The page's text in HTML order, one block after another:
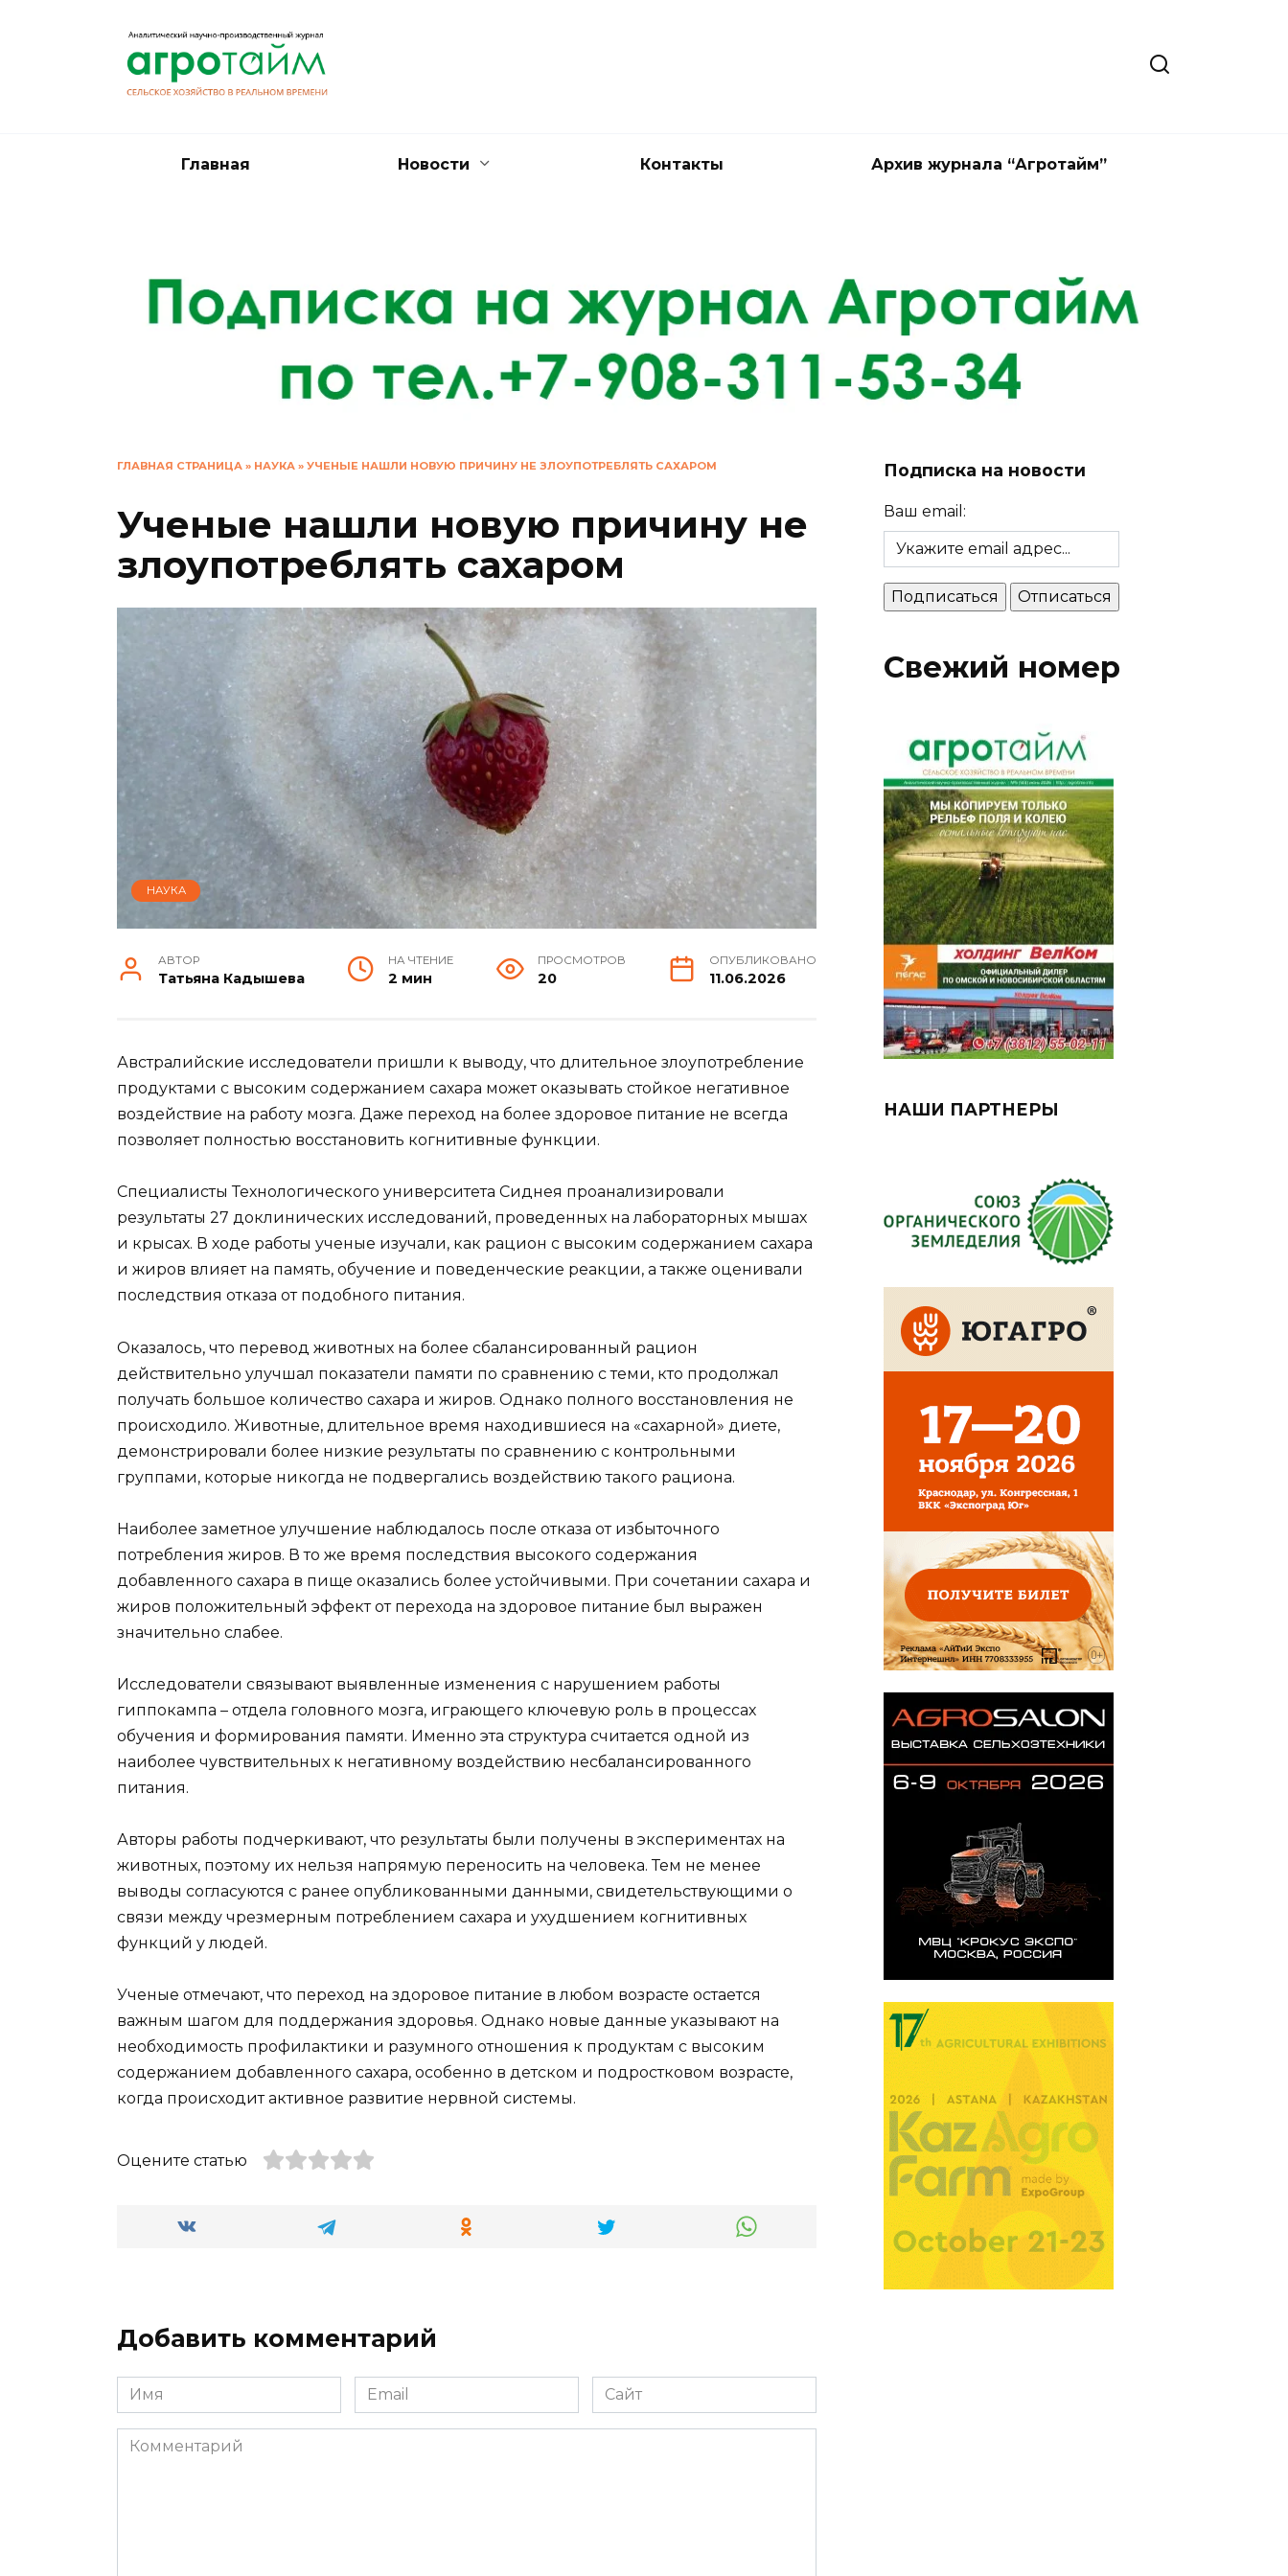
Главная Новости Контакты Архив журнала “Агротайм”
ГЛАВНАЯ СТРАНИЦА » НАУКА » УЧЕНЫЕ НАШЛИ НОВУЮ ПРИЧИНУ НЕ ЗЛОУПОТРЕБЛЯТЬ САХАРОМ
Ученые нашли новую причину не
злоупотреблять сахаром
НАУКА
АВТОР
Татьяна Кадышева
НА ЧТЕНИЕ
2 мин
ПРОСМОТРОВ
20
ОПУБЛИКОВАНО
11.06.2026
Австралийские исследователи пришли к выводу, что длительное злоупотребление
продуктами с высоким содержанием сахара может оказывать стойкое негативное
воздействие на работу мозга. Даже переход на более здоровое питание не всегда
позволяет полностью восстановить когнитивные функции.
Специалисты Технологического университета Сиднея проанализировали
результаты 27 доклинических исследований, проведенных на лабораторных мышах
и крысах. В ходе работы ученые изучали, как рацион с высоким содержанием сахара
и жиров влияет на память, обучение и поведенческие реакции, а также оценивали
последствия отказа от подобного питания.
Оказалось, что перевод животных на более сбалансированный рацион
действительно улучшал показатели памяти по сравнению с теми, кто продолжал
получать большое количество сахара и жиров. Однако полного восстановления не
происходило. Животные, длительное время находившиеся на «сахарной» диете,
демонстрировали более низкие результаты по сравнению с контрольными
группами, которые никогда не подвергались воздействию такого рациона.
Наиболее заметное улучшение наблюдалось после отказа от избыточного
потребления жиров. В то же время последствия высокого содержания
добавленного сахара в пище оказались более устойчивыми. При сочетании сахара и
жиров положительный эффект от перехода на здоровое питание был выражен
значительно слабее.
Исследователи связывают выявленные изменения с нарушением работы
гиппокампа – отдела головного мозга, играющего ключевую роль в процессах
обучения и формирования памяти. Именно эта структура считается одной из
наиболее чувствительных к негативному воздействию несбалансированного
питания.
Авторы работы подчеркивают, что результаты были получены в экспериментах на
животных, поэтому их нельзя напрямую переносить на человека. Тем не менее
выводы согласуются с ранее опубликованными данными, свидетельствующими о
связи между чрезмерным потреблением сахара и ухудшением когнитивных
функций у людей.
Ученые отмечают, что переход на здоровое питание в любом возрасте остается
важным шагом для поддержания здоровья. Однако новые данные указывают на
необходимость профилактики и разумного отношения к продуктам с высоким
содержанием добавленного сахара, особенно в детском и подростковом возрасте,
когда происходит активное развитие нервной системы.
Оцените статью
Добавить комментарий
Имя
*
Email
*
Сайт
Комментарий
Подписка на новости
Ваш email:
Свежий номер
НАШИ ПАРТНЕРЫ